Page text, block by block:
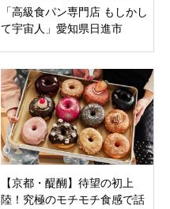
「高級食パン専門店 もしかし
て宇宙人」愛知県日進市
【京都・醍醐】待望の初上
陸！究極のモチモチ食感で話